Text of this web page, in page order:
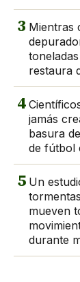
3 Mientras
restaura
4
jamás
basura
de fútbol
5 Un
mueven
durante